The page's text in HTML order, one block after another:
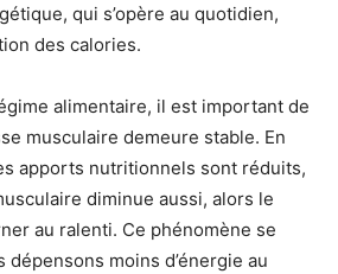
qui s’opère au quotidien,
des calories.
alimentaire, il est important de
musculaire demeure stable. En
apports nutritionnels sont réduits,
diminue aussi, alors le
au ralenti. Ce phénomène se
moins d’énergie au